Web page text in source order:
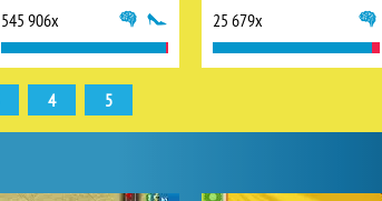
545 906x 25 679x
4 5
Lady Popular